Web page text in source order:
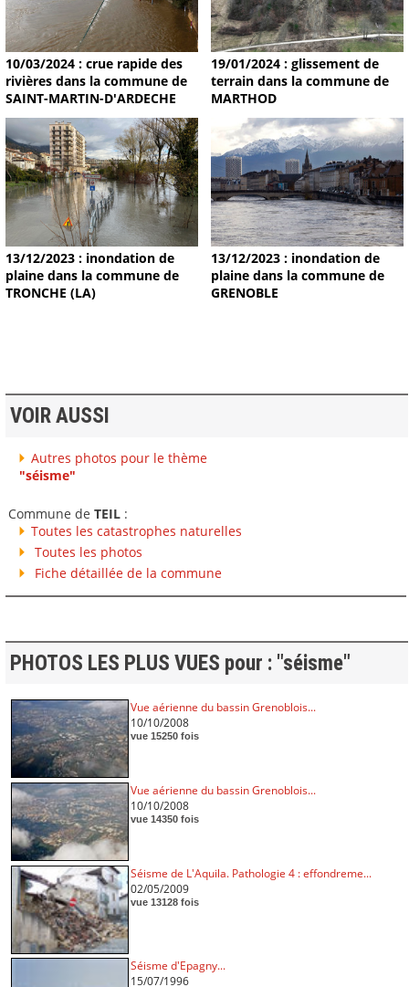
10/03/2024 : crue rapide des
rivières dans la commune de
SAINT-MARTIN-D'ARDECHE
19/01/2024 : glissement de
terrain dans la commune de
MARTHOD
13/12/2023 : inondation de
plaine dans la commune de
TRONCHE (LA)
13/12/2023 : inondation de
plaine dans la commune de
GRENOBLE
VOIR AUSSI
Autres photos pour le thème
"séisme"
Commune de TEIL:
Toutes les catastrophes naturelles
Toutes les photos
Fiche détaillée de la commune
PHOTOS LES PLUS VUES pour : "séisme"
Vue aérienne du bassin Grenoblois...
10/10/2008
vue 15250 fois
Vue aérienne du bassin Grenoblois...
10/10/2008
vue 14350 fois
Séisme de L'Aquila. Pathologie 4 : effondreme...
02/05/2009
vue 13128 fois
Séisme d'Epagny...
15/07/1996